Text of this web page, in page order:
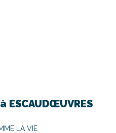
ESCAUDŒUVRES
LA VIE